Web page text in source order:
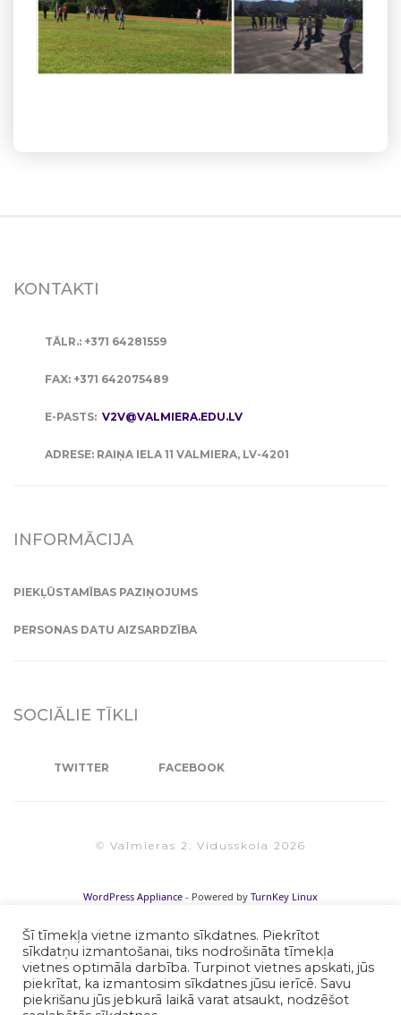
KONTAKTI
TĀLR.: +371 64281559
FAX: +371 642075489
E-PASTS: V2V@VALMIERA.EDU.LV
ADRESE: RAIŅA IELA 11 VALMIERA, LV-4201
INFORMĀCIJA
PIEKĻŪSTAMĪBAS PAZIŅOJUMS
PERSONAS DATU AIZSARDZĪBA
SOCIĀLIE TĪKLI
TWITTER FACEBOOK
© Valmieras 2. Vidusskola 2026
Šī tīmekļa vietne izmanto sīkdatnes. Piekrītot
sīkdatņu izmantošanai, tiks nodrošināta tīmekļa
vietnes optimāla darbība. Turpinot vietnes apskati, jūs
piekrītat, ka izmantosim sīkdatnes jūsu ierīcē. Savu
piekrišanu jūs jebkurā laikā varat atsaukt, nodzēšot
WordPress Appliance - Powered by TurnKey Linux